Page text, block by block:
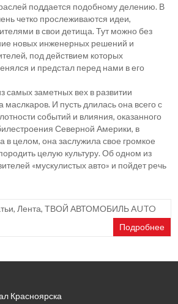
поддается подобному делению. В
четко прослеживаются идеи,
в свои детища. Тут можно без
новых инженерных решений и
под действием которых
и предстал перед нами в его
самых заметных вех в развитии
маслкаров. И пусть длилась она всего с
событий и влияния, оказанного
Северной Америки, в
в целом, она заслужила свое громкое
целую культуру. Об одном из
«мускулистых авто» и пойдет речь
, Лента,ТВОЙ АВТОМОБИЛЬ AUTO
Подробнее
Красноярска